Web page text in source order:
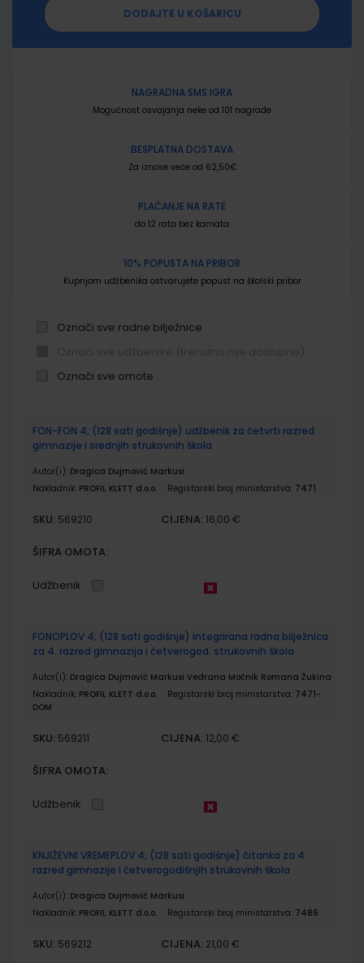
DODAJTE U KOŠARICU
NAGRADNA SMS IGRA
Mogućnost osvajanja neke od 101 nagrade
BESPLATNA DOSTAVA
Za iznose veće od 62,50€
PLAĆANJE NA RATE
do 12 rata bez kamata
10% POPUSTA NA PRIBOR
Kupnjom udžbenika ostvarujete popust na školski pribor
Označi sve radne bilježnice
Označi sve omote
proizvodi
FON-FON 4; (128 sati godišnje) udžbenik za četvrti razred
gimnazije i srednjih strukovnih škola
Autor(i): Dragica Dujmović Markusi
Nakladnik: PROFIL KLETT d.o.o. Registarski broj ministarstva: 7471
SKU: 569210 CIJENA: 16,00 €
ŠIFRA OMOTA:
Udžbenik
FONOPLOV 4; (128 sati godišnje) integrirana radna bilježnica
za 4. razred gimnazija i četverogod. strukovnih škola
Autor(i): Dragica Dujmović Markusi Vedrana Močnik Romana Žukina
Nakladnik: PROFIL KLETT d.o.o. Registarski broj ministarstva: 7471-
DOM
SKU: 569211 CIJENA: 12,00 €
ŠIFRA OMOTA:
Udžbenik
KNJIŽEVNI VREMEPLOV 4; (128 sati godišnje) čitanka za 4.
razred gimnazije i četverogodišnjih strukovnih škola
Autor(i): Dragica Dujmović Markusi
Nakladnik: PROFIL KLETT d.o.o. Registarski broj ministarstva: 7486
SKU: 569212 CIJENA: 21,00 €